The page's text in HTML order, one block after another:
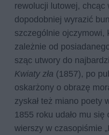
re­wo­lu­cji lu­to­wej,
do­po­dob­niej wy­ra­zić
szcze­gól­nie oj­czy­mo­wi,
za­leż­nie od
sząc utwo­ry do
Kwiaty zła (1857), po
oskar­żo­ny o ob­ra­zę
zy­skał też mia­no po­ety
1855 roku uda­ło mu
wier­szy w cza­so­pi­śmie